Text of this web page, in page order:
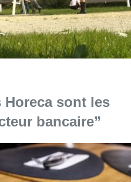
l'article "Covid-19 : la
sont les
bancaire”